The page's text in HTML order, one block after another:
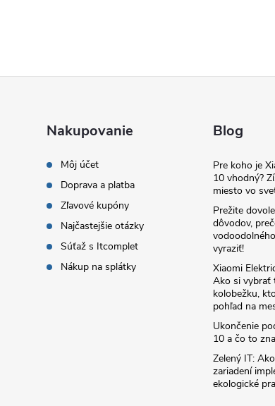
Nakupovanie
Môj účet
Doprava a platba
Zľavové kupóny
Najčastejšie otázky
Súťaž s Itcomplet
Nákup na splátky
Blog
Pre koho je
10 vhodný?
miesto vo
Prežite
dôvodov,
vyraziť!
Xiaomi
Ako si vybrať
kolobežku,
pohľad na
Ukončenie
10 a čo to
Zelený IT:
zariadení
ekologické